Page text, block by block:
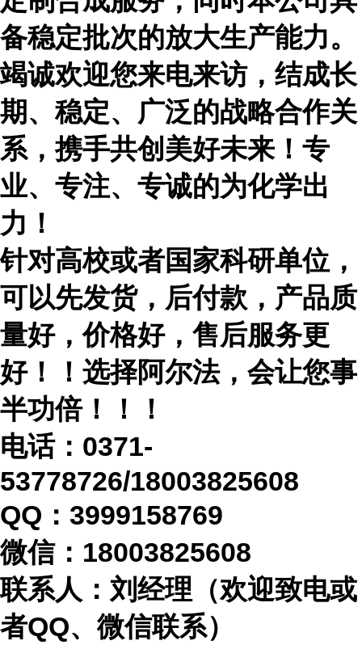
备稳定批次的放大生产能力。
竭诚欢迎您来电来访，结成长
期、稳定、广泛的战略合作关
系，携手共创美好未来！专
业、专注、专诚的为化学出
力！
针对高校或者国家科研单位，
可以先发货，后付款，产品质
量好，价格好，售后服务更
好！！选择阿尔法，会让您事
半功倍！！！
电话： 0371-
53778726/18003825608
QQ：3999158769
微信： 18003825608
联系人：刘经理（欢迎致电或
者QQ、微信联系）